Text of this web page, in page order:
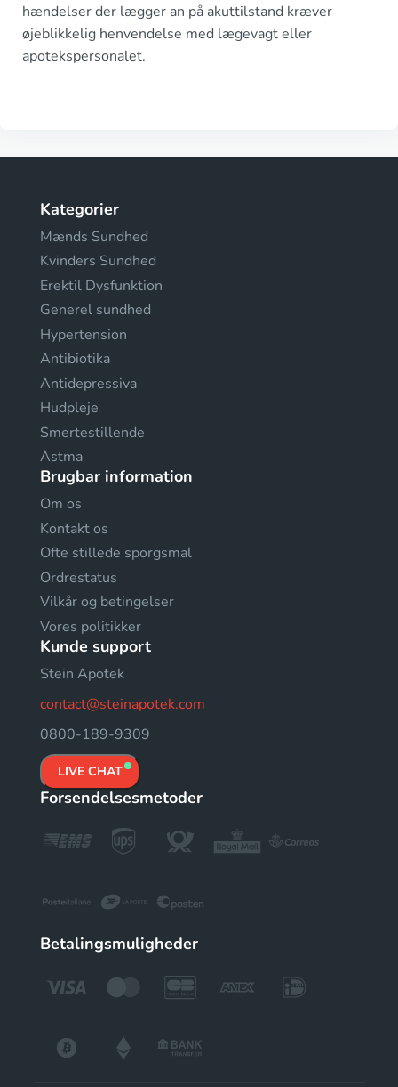
hændelser der lægger an på akuttilstand kræver
øjeblikkelig henvendelse med lægevagt eller
apotekspersonalet.
Kategorier
Mænds Sundhed
Kvinders Sundhed
Erektil Dysfunktion
Generel sundhed
Hypertension
Antibiotika
Antidepressiva
Hudpleje
Smertestillende
Astma
Brugbar information
Om os
Kontakt os
Ofte stillede sporgsmal
Ordrestatus
Vilkår og betingelser
Vores politikker
Kunde support
Stein Apotek
contact@steinapotek.com
0800-189-9309
LIVE CHAT
Forsendelsesmetoder
Betalingsmuligheder